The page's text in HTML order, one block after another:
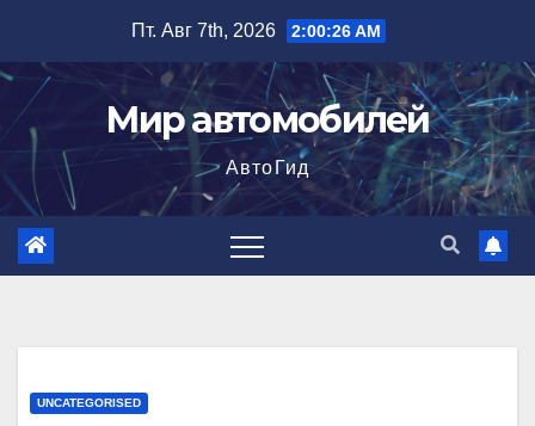
содержимому
Пт. Авг 7th, 2026 2:00:27 AM
Мир автомобилей
АвтоГид
UNCATEGORISED